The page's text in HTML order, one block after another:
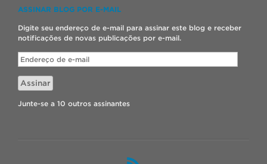
ASSINAR BLOG POR E-MAIL
Digite seu endereço de e-mail para assinar este blog e receber
notificações de novas publicações por e-mail.
Endereço
de
e-
mail
Assinar
Junte-se a 10 outros assinantes